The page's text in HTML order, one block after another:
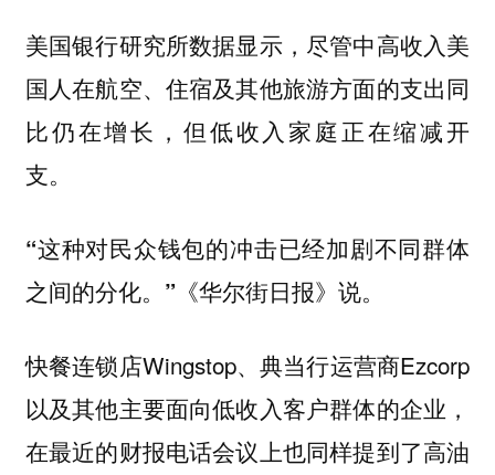
美国银行研究所数据显示，尽管中高收入美
国人在航空、住宿及其他旅游方面的支出同
比仍在增长，但低收入家庭正在缩减开
支。
“这种对民众钱包的冲击已经加剧不同群体
之间的分化。” 《华尔街日报》说。
快餐连锁店Wingstop、典当行运营商Ezcorp
以及其他主要面向低收入客户群体的企业，
在最近的财报电话会议上也同样提到了高油